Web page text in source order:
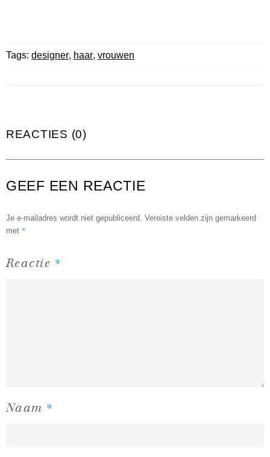
Tags: designer, haar, vrouwen
REACTIES (0)
GEEF EEN REACTIE
Je e-mailadres wordt niet gepubliceerd. Vereiste velden zijn gemarkeerd
met *
Reactie *
Naam *